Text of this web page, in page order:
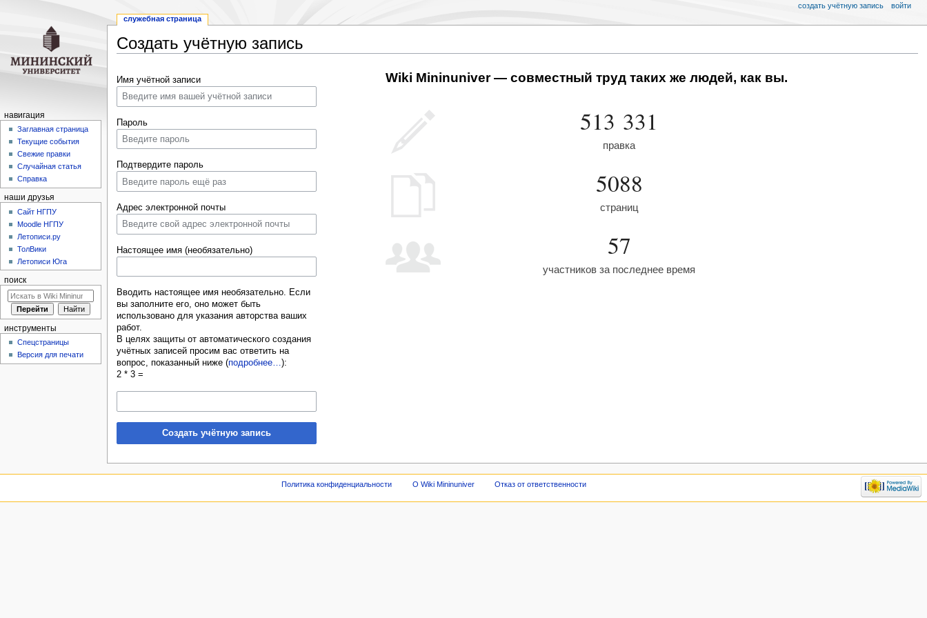
Создать учётную запись
к
навигации
к
поиску
Имя учётной записи
Пароль
Подтвердите пароль
Адрес электронной почты
Настоящее имя (необязательно)
Вводить настоящее имя необязательно. Если
вы заполните его, оно может быть
использовано для указания авторства ваших
работ.
В целях защиты от автоматического создания
учётных записей просим вас ответить на
вопрос, показанный ниже (подробнее…):
2 * 3 =
Создать учётную запись
Wiki Mininuniver — совместный труд таких же людей, как вы.
513 331
правка
5088
страниц
57
участников за последнее время
служебная страница
создать учётную запись войти
навигация
Заглавная страница
Текущие события
Свежие правки
Случайная статья
Справка
наши друзья
Cайт НГПУ
Moodle НГПУ
Летописи.ру
ТолВики
Летописи Юга
поиск
инструменты
Спецстраницы
Версия для печати
Политика конфиденциальности О Wiki Mininuniver Отказ от ответственности